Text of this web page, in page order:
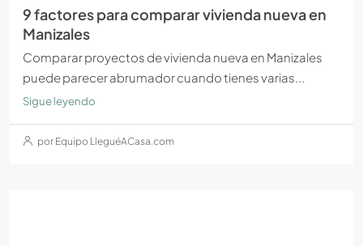
9 factores para comparar vivienda nueva en
Manizales
Comparar proyectos de vivienda nueva en Manizales
puede parecer abrumador cuando tienes varias...
Sigue leyendo
por Equipo LleguéACasa.com